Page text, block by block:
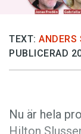
Anmäl till
Annonsera
Press
TEXT: ANDERS
PUBLICERAD
Nu är hela
Hilton